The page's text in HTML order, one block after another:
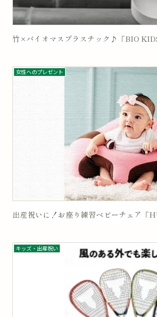
竹×バイオマスプラスチック♪「BIO
女性へのプレゼント
出産祝いに！お座り練習ベビーチェア「
キッズ・出産祝い